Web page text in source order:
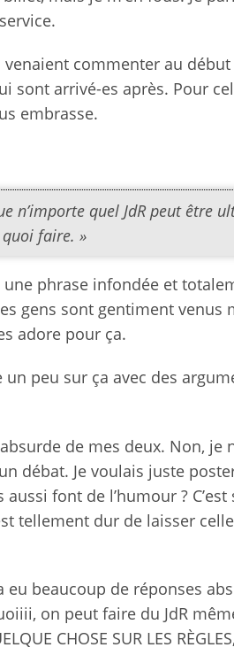
commenter au
sont arrivé-es après. Pour
embrasse.
n’importe quel JdR peut être
faire. »
phrase infondée et
gens sont gentiment venus
adore pour ça.
peu sur ça avec des
de mes deux. Non, je
débat. Je voulais juste
font de l’humour ?
tellement dur de laisser
eu beaucoup de réponses
on peut faire du JdR
CHOSE SUR LES